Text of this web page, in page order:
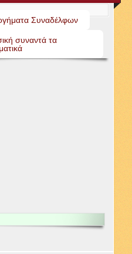
Συναδέλφων
συναντά τα